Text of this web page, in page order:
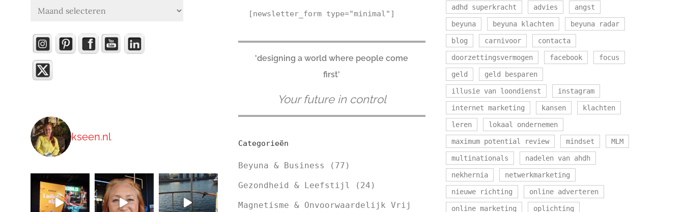
Archieven
kseen.nl
[newsletter_form type="minimal"]
'designing a world where people come
first'
Your future in control
Categorieën
Beyuna & Business (77)
Gezondheid & Leefstijl (24)
Magnetisme & Onvoorwaardelijk Vrij
adhd superkracht advies angst
beyuna beyuna klachten beyuna radar
blog carnivoor contacta
doorzettingsvermogen facebook focus
geld geld besparen
illusie van loondienst instagram
internet marketing kansen klachten
leren lokaal ondernemen
maximum potential review mindset MLM
multinationals nadelen van ahdh
nekhernia netwerkmarketing
nieuwe richting online adverteren
online marketing oplichting